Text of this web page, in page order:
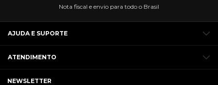
Nota fiscal e envio para todo o Brasil
AJUDA E SUPORTE
ATENDIMENTO
NEWSLETTER